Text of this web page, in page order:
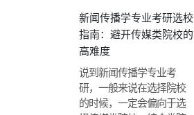
新闻传播学专业考研选校
指南：避开传媒类院校的
高难度
说到新闻传播学专业考
研，一般来说在选择院校
的时候，一定会偏向于选